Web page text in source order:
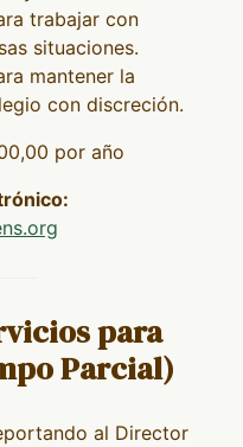
trabajar con
situaciones.
mantener la
con discreción.
por año
para
Parcial)
al Director